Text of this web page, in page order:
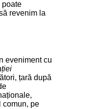
poate
revenim la
eveniment cu
țară după
comun, pe